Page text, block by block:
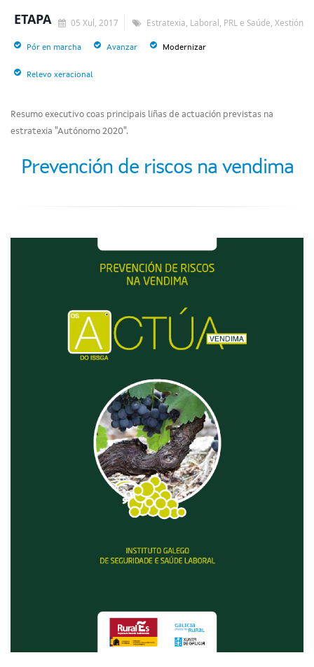
05 Xul, 2017 Estratexia, Laboral, PRL e Saúde, Xestión
ETAPA
Pór en marcha Avanzar Modernizar
Relevo xeracional
Resumo executivo coas principais liñas de actuación previstas na
estratexia "Autónomo 2020".
Prevención de riscos na vendima